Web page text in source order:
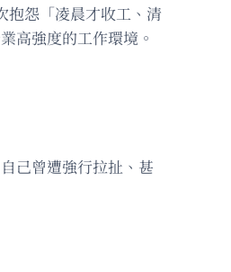
抱怨「凌晨才收工、清
高強度的工作環境。
己曾遭強行拉扯、甚